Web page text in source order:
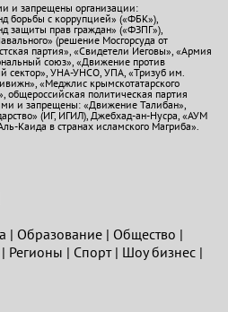
и запрещены организации:
борьбы с коррупцией» («ФБК»),
защиты прав граждан» («ФЗПГ»),
(решение Мосгорсуда от
партия», «Свидетели Иеговы», «Армия
союз», «Движение против
сектор», УНА-УНСО, УПА, «Тризуб им.
«Меджлис крымскотатарского
общероссийская политическая партия
и запрещены: «Движение Талибан»,
(ИГ, ИГИЛ), Джебхад-ан-Нусра, «АУМ
Каида в странах исламского Магриба».
| Образование| Общество |
| Регионы | Спорт| Шоу бизнес|